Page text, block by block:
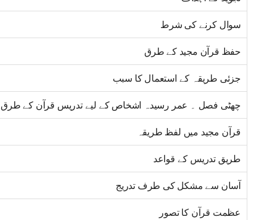
سوال کرنے کی شرط
حفظ قرآن مجید کے طرق
جزئی طریقہ کے استعمال کا سبب
چھٹی فصل ۔ عمر رسیدہ اشخاص کے لیے تدریس قرآن کے طرق
قرآن مجید میں لفظ طریقہ
طریق تدریس کے قواعد
آسان سے مشکل کی طرف تدریج
عظمت قرآن کا تصور